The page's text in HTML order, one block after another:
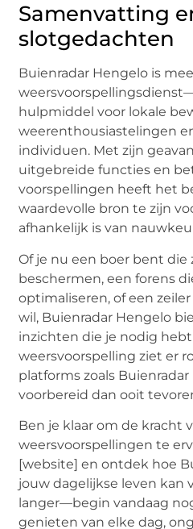
Samenvatting
slotgedachten
Buienradar Hengelo is
hulpmiddel voor lokale
weerenthousiastelingen
individuen. Met zijn
uitgebreide functies en
voorspellingen heeft het
waardevolle bron te zijn
afhankelijk is van
Of je nu een boer bent die
beschermen, een forens
optimaliseren, of een
wil, Buienradar Hengelo
inzichten die je nodig
weersvoorspelling ziet er
platforms zoals
voorbereid dan ooit
Ben je klaar om de kracht
weersvoorspellingen te
[website] en ontdek hoe
jouw dagelijkse leven kan
langer—begin vandaag
genieten van elke dag,